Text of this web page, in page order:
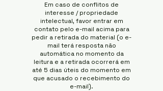
Em caso de conflitos de
interesse / propriedade
intelectual, favor entrar em
contato pelo e-mail acima para
pedir a retirada do material (o e-
mail terá resposta não
automática no momento da
leitura e a retirada ocorrerá em
até 5 dias úteis do momento em
que acusado o recebimento do
e-mail).